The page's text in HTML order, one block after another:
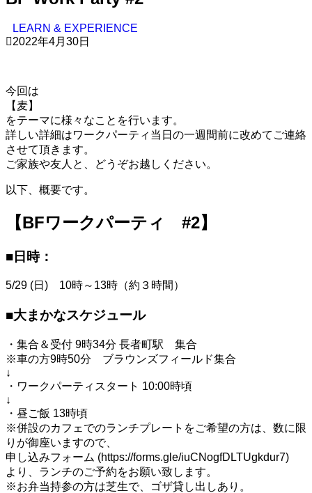
LEARN & EXPERIENCE
2022年4月30日
今回は
【麦】
をテーマに様々なことを行います。
詳しい詳細はワークパーティ当日の一週間前に改めてご連絡
させて頂きます。
ご家族や友人と、どうぞお越しください。
以下、概要です。
【BFワークパーティ #2】
■日時：
5/29 (日) 10時～13時（約３時間）
■大まかなスケジュール
・集合＆受付 9時34分 長者町駅 集合
※車の方9時50分 ブラウンズフィールド集合
↓
・ワークパーティスタート 10:00時頃
↓
・昼ご飯 13時頃
※併設のカフェでのランチプレートをご希望の方は、数に限
りが御座いますので、
申し込みフォーム (https://forms.gle/iuCNogfDLTUgkdur7)
より、ランチのご予約をお願い致します。
※お弁当持参の方は芝生で、ゴザ貸し出しあり。